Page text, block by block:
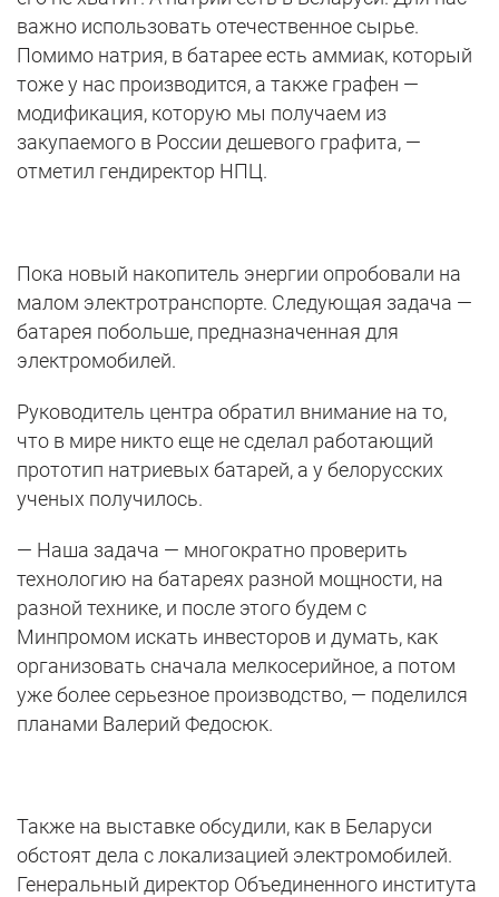
важно использовать отечественное сырье.
Помимо натрия, в батарее есть аммиак, который
тоже у нас производится, а также графен —
модификация, которую мы получаем из
закупаемого в России дешевого графита, —
отметил гендиректор НПЦ.
Пока новый накопитель энергии опробовали на
малом электротранспорте. Следующая задача —
батарея побольше, предназначенная для
электромобилей.
Руководитель центра обратил внимание на то,
что в мире никто еще не сделал работающий
прототип натриевых батарей, а у белорусских
ученых получилось.
— Наша задача — многократно проверить
технологию на батареях разной мощности, на
разной технике, и после этого будем с
Минпромом искать инвесторов и думать, как
организовать сначала мелкосерийное, а потом
уже более серьезное производство, — поделился
планами Валерий Федосюк.
Также на выставке обсудили, как в Беларуси
обстоят дела с локализацией электромобилей.
Генеральный директор Объединенного института